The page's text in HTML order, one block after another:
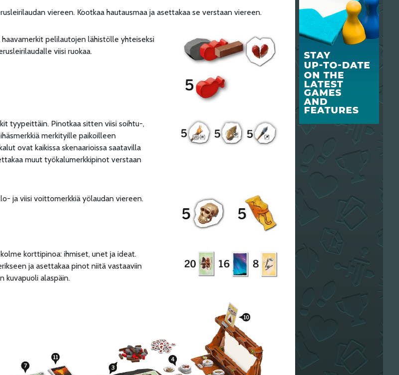
viereen. Kootkaa hautausmaa ja asettakaa se verstaan viereen.
haavamerkit pelilautojen lähistölle yhteiseksi
viisi ruokaa.
tyypeittäin. Pinotkaa sitten viisi soihtu-,
merkityille paikoilleen
ovat kaikissa skenaarioissa saatavilla
muut työkalumerkkipinot verstaan
ja viisi voittomerkkiä yölaudan viereen.
korttipinoa: ihmiset, unet ja ideat.
ja asettakaa pinot niitä vastaaviin
kuvapuoli alaspäin.